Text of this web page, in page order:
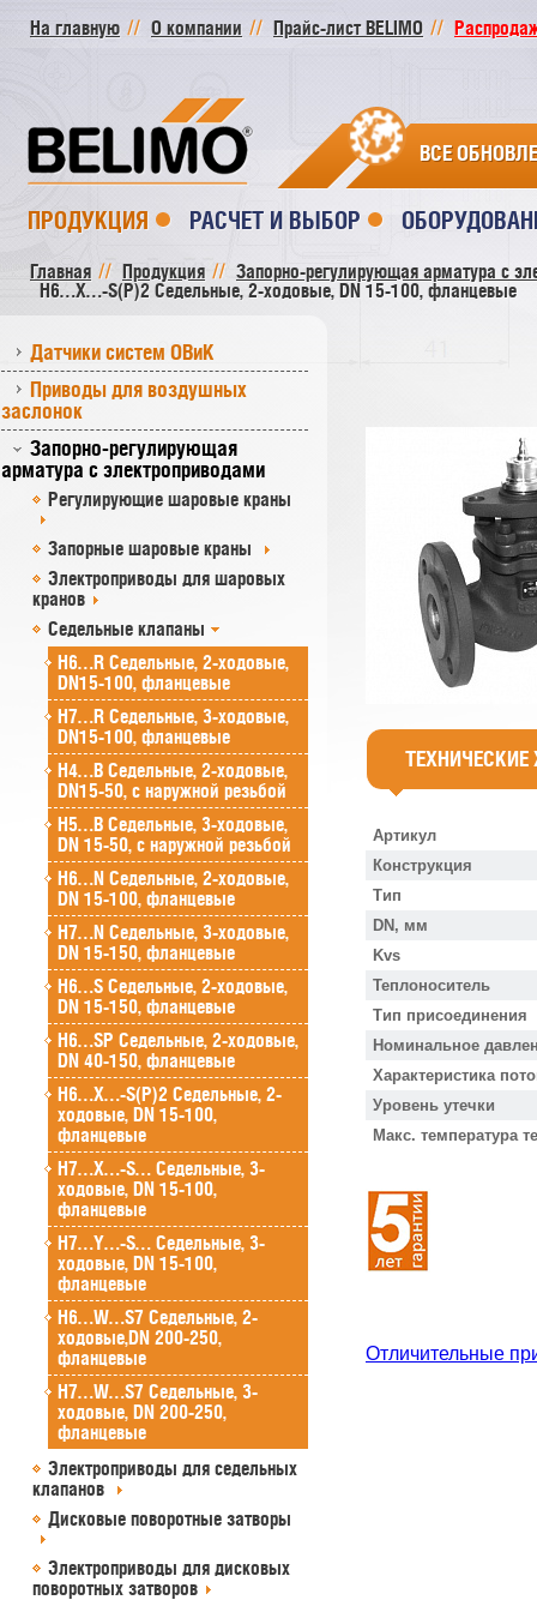
На главную О компании Прайс-лист BELIMO
ВСЕ
ПРОДУКЦИЯ РАСЧЕТ И ВЫБОР
Главная Продукция
Запорно-регулирующая арматура с
H6…X…-S(P)2 Седельные, 2-ходовые, DN 15-100, фланцевые
Датчики систем ОВиК
Приводы для воздушных
заслонок
Запорно-регулирующая
арматура с электроприводами
Регулирующие шаровые краны
Запорные шаровые краны
Электроприводы для шаровых
кранов
Седельные клапаны
H6…R Седельные, 2-ходовые,
DN15-100, фланцевые
H7…R Седельные, 3-ходовые,
DN15-100, фланцевые
H4…B Седельные, 2-ходовые,
DN15-50, с наружной резьбой
H5…B Седельные, 3-ходовые,
DN 15-50, с наружной резьбой
H6…N Седельные, 2-ходовые,
DN 15-100, фланцевые
H7…N Седельные, 3-ходовые,
DN 15-150, фланцевые
H6…S Седельные, 2-ходовые,
DN 15-150, фланцевые
H6…SP Седельные, 2-ходовые,
DN 40-150, фланцевые
H6…X…-S(P)2 Седельные, 2-
ходовые, DN 15-100,
фланцевые
H7…X…-S… Седельные, 3-
ходовые, DN 15-100,
фланцевые
H7…Y…-S… Седельные, 3-
ходовые, DN 15-100,
фланцевые
H6…W…S7 Седельные, 2-
ходовые,DN 200-250,
фланцевые
H7…W…S7 Седельные, 3-
ходовые, DN 200-250,
фланцевые
Электроприводы для седельных
клапанов
Дисковые поворотные затворы
Электроприводы для дисковых
поворотных затворов
Артикул
Конструкция
Тип
DN, мм
Kvs
Теплоноситель
Тип присоединения
Номинальное
Характеристика
Уровень утечки
Макс. температура
Отличительные